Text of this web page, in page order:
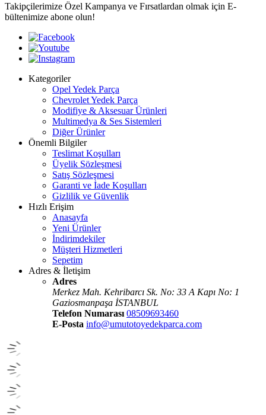
Takipçilerimize Özel Kampanya ve Fırsatlardan olmak için E-
bültenimize abone olun!
Kategoriler
Opel Yedek Parça
Chevrolet Yedek Parça
Modifiye & Aksesuar Ürünleri
Multimedya & Ses Sistemleri
Diğer Ürünler
Önemli Bilgiler
Teslimat Koşulları
Üyelik Sözleşmesi
Satış Sözleşmesi
Garanti ve İade Koşulları
Gizlilik ve Güvenlik
Hızlı Erişim
Anasayfa
Yeni Ürünler
İndirimdekiler
Müşteri Hizmetleri
Sepetim
Adres & İletişim
Adres
Merkez Mah. Kehribarcı Sk. No: 33 A Kapı No: 1
Gaziosmanpaşa İSTANBUL
Telefon Numarası 08509693460
E-Posta info@umutotoyedekparca.com